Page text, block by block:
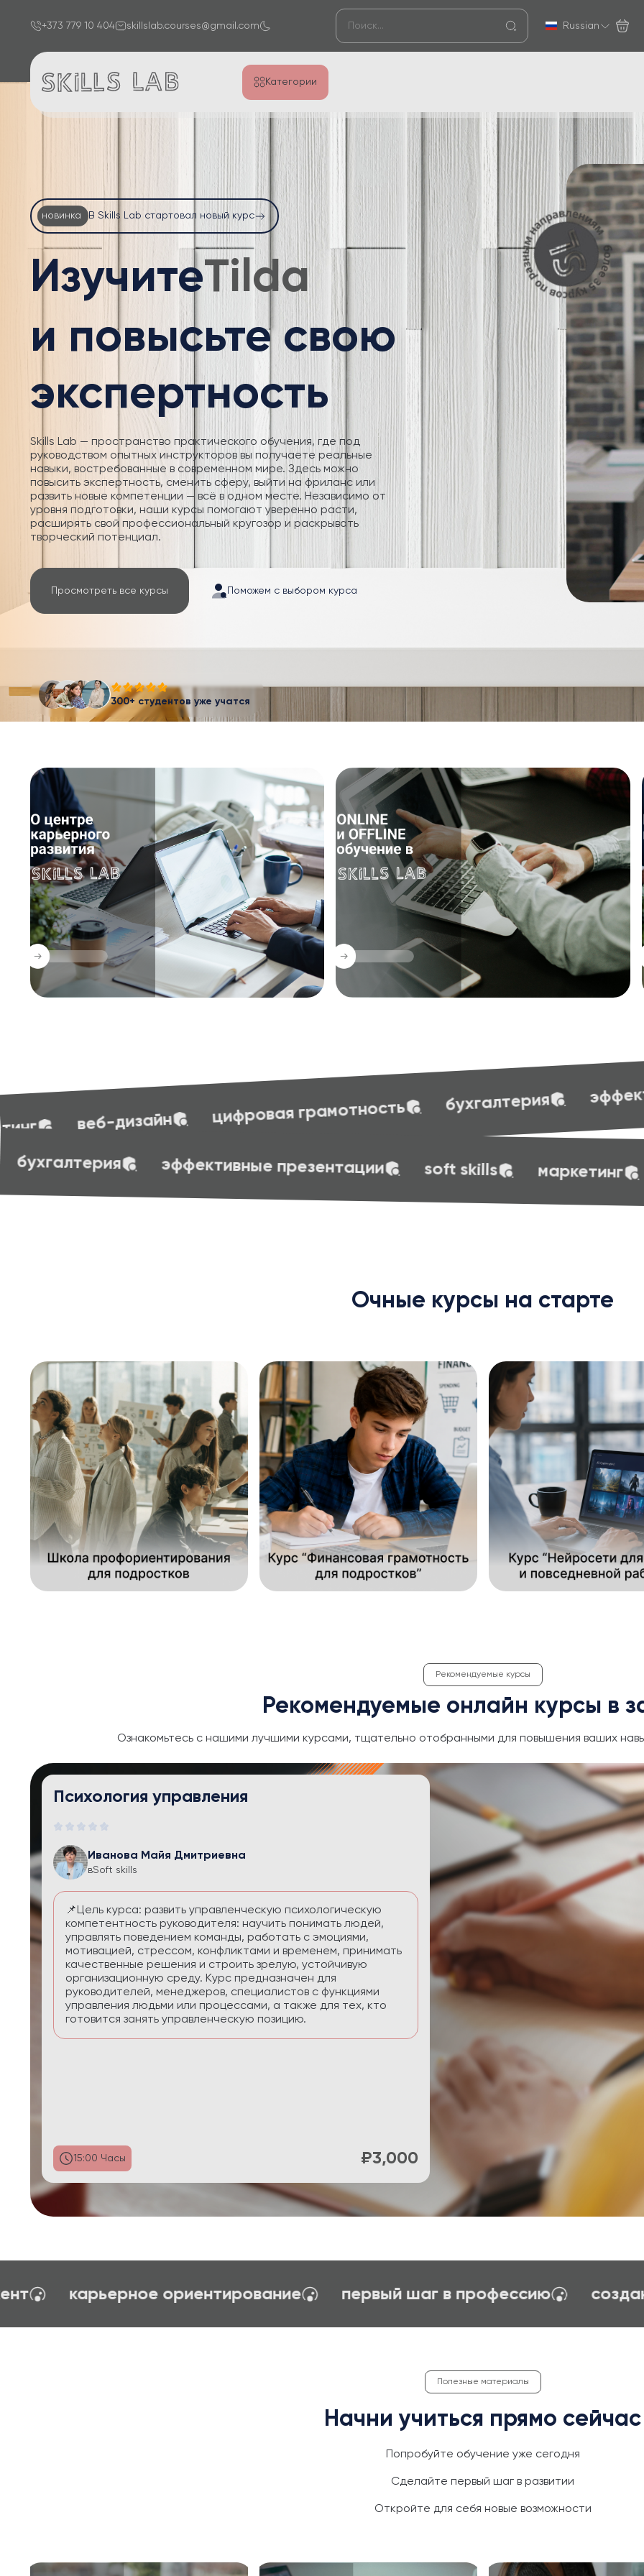
+373 779 10 404 skillslab.courses@gmail.com Russian
Категории
новинка В Skills Lab стартовал новый курс
ИзучитеWord
и повысьте свою
экспертность
Skills Lab — пространство практического обучения, где под
руководством опытных инструкторов вы получаете реальные
навыки, востребованные в современном мире. Здесь можно
повысить экспертность, сменить сферу, выйти на фриланс или
развить новые компетенции — всё в одном месте. Независимо от
уровня подготовки, наши курсы помогают уверенно расти,
расширять свой профессиональный кругозор и раскрывать
творческий потенциал.
Просмотреть все курсы Поможем с выбором курса
300+ студентов уже учатся
цифровая грамотность бухгалтерия эффективные презентации
грамотность бухгалтерия эффективные презентации soft
Очные курсы на старте
Рекомендуемые курсы
Рекомендуемые онлайн курсы в
Ознакомьтесь с нашими лучшими курсами, тщательно отобранными для повышения ваших
Тайм-менеджмент и личная эффективность
Иванова Майя Дмитриевна
вSoft skills
Курс помогает выстроить систему управления временем без
перегруза и чувства вины. Вы научитесь расставлять
приоритеты, планировать реалистично, сохранять фокус и
управлять энергией в условиях многозадачности.
29:58 Часы ₽900
тайм-менеджент карьерное ориентирование
Полезные материалы
Начни учиться прямо сейчас
Попробуйте обучение уже сегодня
Сделайте первый шаг в развитии
Откройте для себя новые возможности